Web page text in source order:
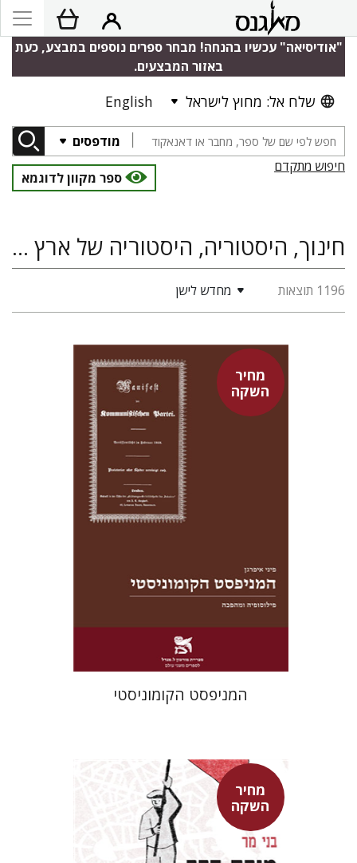
"אודיסיאה" עכשיו בהנחה! מבחר ספרים נוספים במבצע, כעת
באזור המבצעים.
שלח אל: מחוץ לישראל English
מודפסים
חיפוש מתקדם
ספר מקוון לדוגמא
חינוך, היסטוריה, היסטוריה של ארץ ישראל ומדינת ישראל, תולדות האוניברסיטה העברית
1196 תוצאות מחדש לישן
מחיר
השקהפיני איפרגן
מחיר השקה
המניפסט הקומוניסטי
מחיר
השקה
בני מר